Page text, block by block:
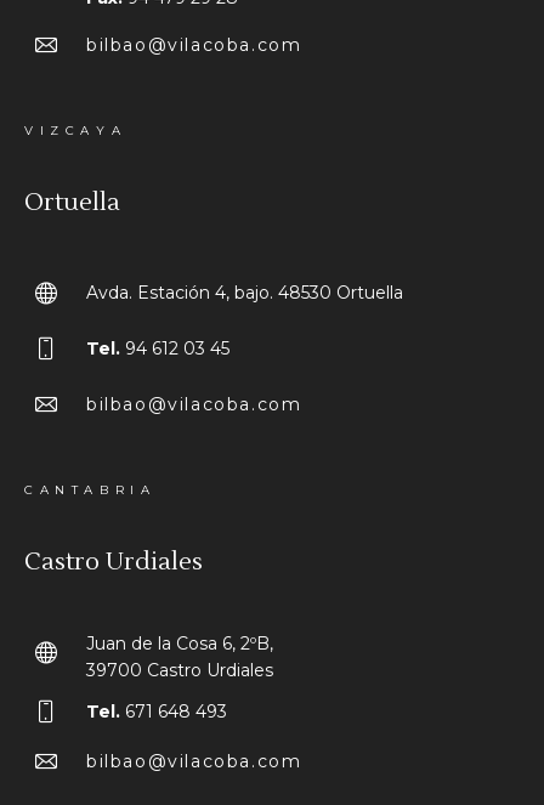
bilbao@vilacoba.com
VIZCAYA
Ortuella
Avda. Estación 4, bajo. 48530 Ortuella
Tel. 94 612 03 45
bilbao@vilacoba.com
CANTABRIA
Castro Urdiales
Juan de la Cosa 6, 2ºB,
39700 Castro Urdiales
Tel. 671 648 493
bilbao@vilacoba.com